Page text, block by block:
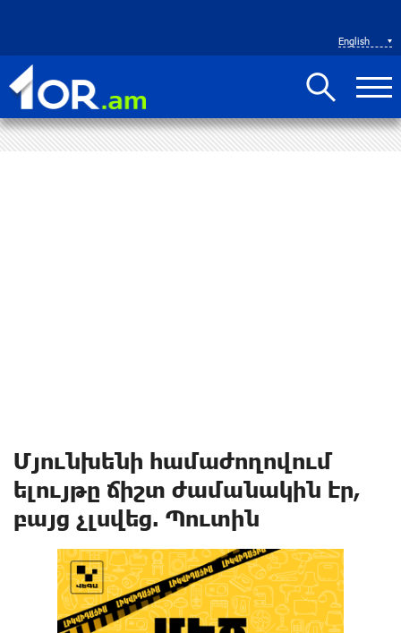
English
Մյունխենի համաժողովում
ելույթը ճիշտ ժամանակին էր,
բայց չլսվեց. Պուտին